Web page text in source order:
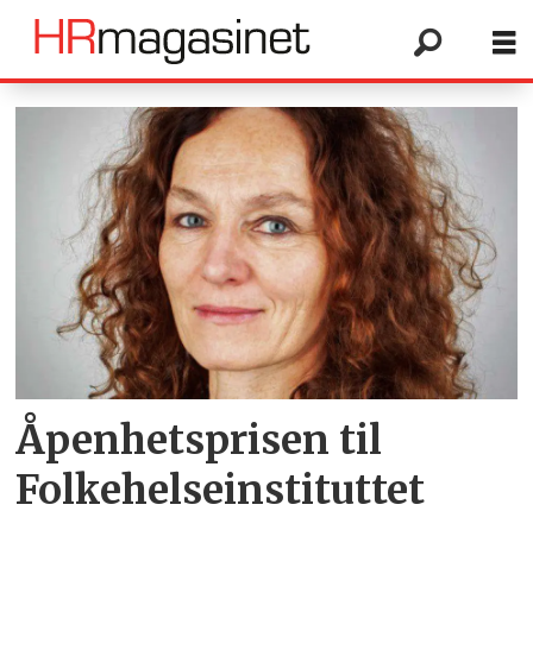
camilla
stoltenberg
Åpenhetsprisen til
Folkehelseinstituttet